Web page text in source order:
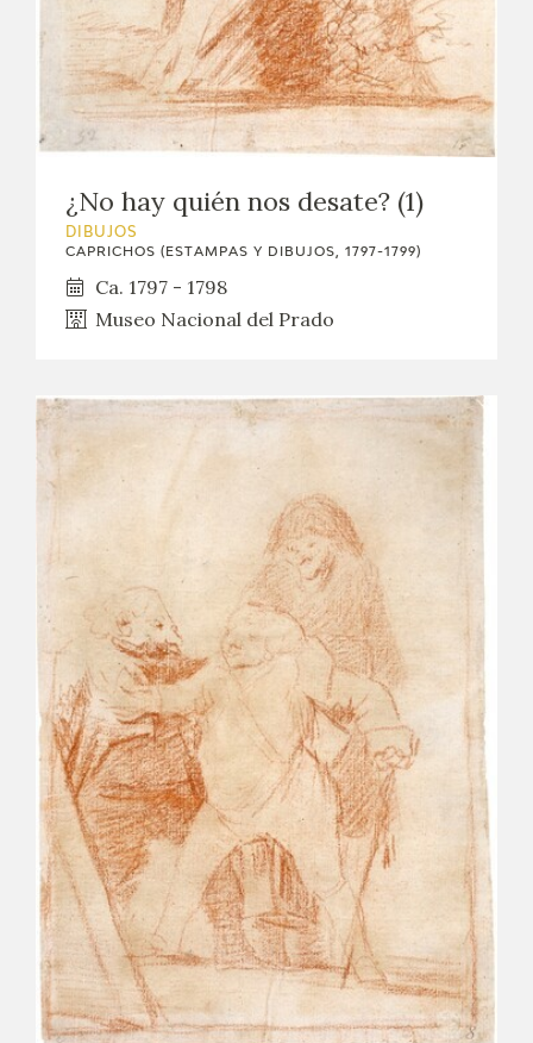
¿No hay quién nos desate? (1)
DIBUJOS
CAPRICHOS (ESTAMPAS Y DIBUJOS, 1797-1799)
Ca. 1797 - 1798
Museo Nacional del Prado